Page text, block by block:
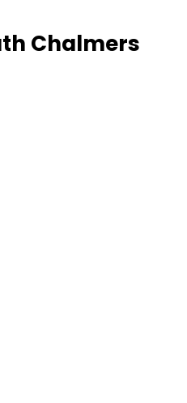
Chalmers